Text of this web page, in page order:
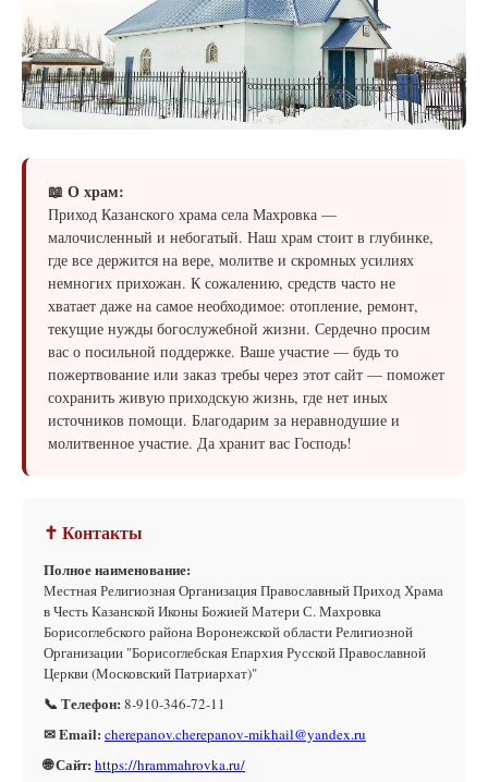
📖 О храм:
Приход Казанского храма села Махровка —
малочисленный и небогатый. Наш храм стоит в глубинке,
где все держится на вере, молитве и скромных усилиях
немногих прихожан. К сожалению, средств часто не
хватает даже на самое необходимое: отопление, ремонт,
текущие нужды богослужебной жизни. Сердечно просим
вас о посильной поддержке. Ваше участие — будь то
пожертвование или заказ требы через этот сайт — поможет
сохранить живую приходскую жизнь, где нет иных
источников помощи. Благодарим за неравнодушие и
молитвенное участие. Да хранит вас Господь!
✝ Контакты
Полное наименование:
Местная Религиозная Организация Православный Приход Храма
в Честь Казанской Иконы Божией Матери С. Махровка
Борисоглебского района Воронежской области Религиозной
Организации "Борисоглебская Епархия Русской Православной
Церкви (Московский Патриархат)"
📞 Телефон: 8-910-346-72-11
✉ Email: cherepanov.cherepanov-mikhail@yandex.ru
🌐 Сайт: https://hrammahrovka.ru/